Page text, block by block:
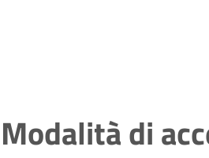
Modalità di